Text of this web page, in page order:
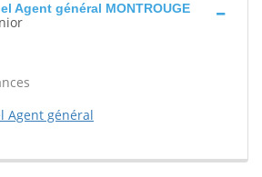
Agent général MONTROUGE
Agent général